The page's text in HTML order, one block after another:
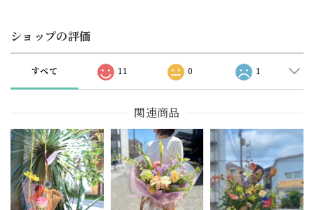
ショップの評価
すべて 11 0 1
関連商品